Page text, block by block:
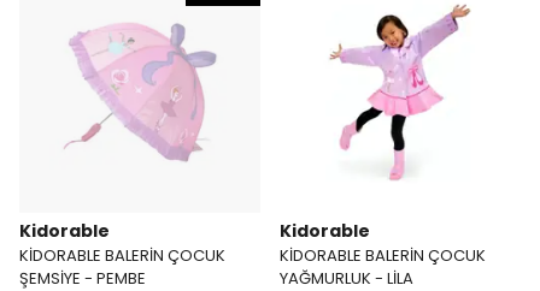
Kidorable
KİDORABLE BALERİN ÇOCUK
ŞEMSİYE - PEMBE
Kidorable
KİDORABLE BALERİN ÇOCUK
YAĞMURLUK - LİLA